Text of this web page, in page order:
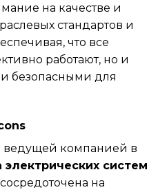
на качестве и
стандартов и
что все
работают, но и
безопасными для
ведущей компанией в
электрических систем
на